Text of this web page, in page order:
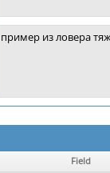
пример из ловера
Field